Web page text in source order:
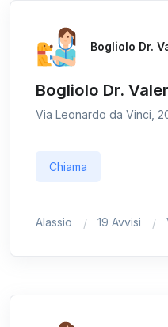
Bogliolo Dr.
Bogliolo Dr.
Via Leonardo da Vinci,
Chiama
Alassio 19 Avvisi